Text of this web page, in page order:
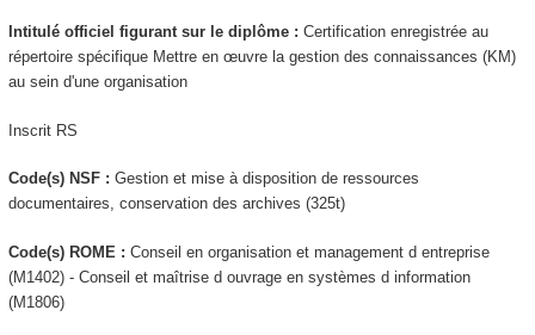
Intitulé officiel figurant sur le diplôme : Certification enregistrée au
répertoire spécifique Mettre en œuvre la gestion des connaissances (KM)
au sein d'une organisation
Inscrit RS
Code(s) NSF : Gestion et mise à disposition de ressources
documentaires, conservation des archives (325t)
Code(s) ROME : Conseil en organisation et management d entreprise
(M1402) - Conseil et maîtrise d ouvrage en systèmes d information
(M1806)